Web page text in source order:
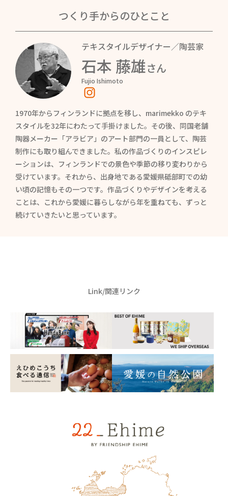
つくり手からのひとこと
テキスタイルデザイナー／陶芸家
石本 藤雄さん
Fujio Ishimoto
1970年からフィンランドに拠点を移し、marimekko のテキ
スタイルを32年にわたって手掛けました。その後、同国老舗
陶器メーカー「アラビア」のアート部門の一員として、陶芸
制作にも取り組んできました。私の作品づくりのインスピレ
ーションは、フィンランドでの景色や季節の移り変わりから
受けています。それから、出身地である愛媛県砥部町での幼
い頃の記憶もその一つです。作品づくりやデザインを考える
ことは、これから愛媛に暮らしながら年を重ねても、ずっと
続けていきたいと思っています。
Link/関連リンク